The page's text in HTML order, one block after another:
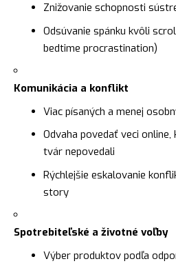
Znižovanie schopnosti
Odsúvanie spánku kvôli
bedtime procrastination)
Komunikácia a konflikt
Viac písaných a menej
Odvaha povedať veci
tvár nepovedali
Rýchlejšie eskalovanie
story
Spotrebiteľské a životné voľby
Výber produktov podľa